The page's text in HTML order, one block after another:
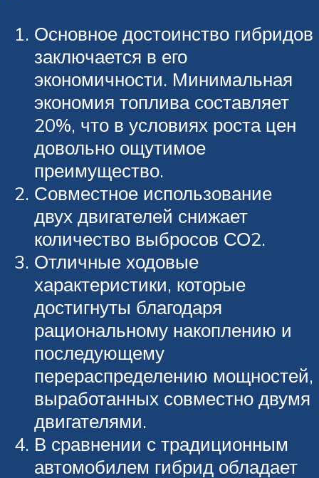
Основное достоинство гибридов
заключается в его
экономичности. Минимальная
экономия топлива составляет
20%, что в условиях роста цен
довольно ощутимое
преимущество.
Совместное использование
двух двигателей снижает
количество выбросов СО2.
Отличные ходовые
характеристики, которые
достигнуты благодаря
рациональному накоплению и
последующему
перераспределению мощностей,
выработанных совместно двумя
двигателями.
В сравнении с традиционным
автомобилем гибрид обладает